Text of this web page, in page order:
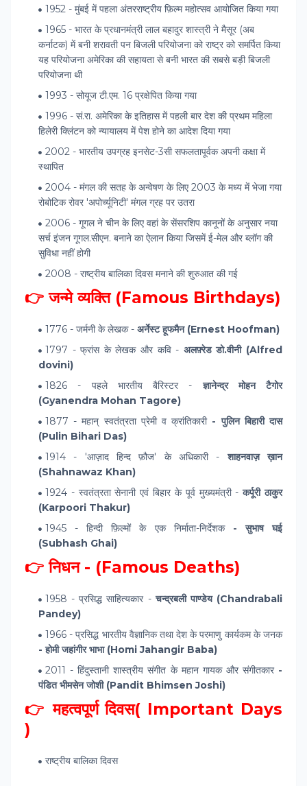
1952 - मुंबई में पहला अंतरराष्ट्रीय फ़िल्म महोत्सव आयोजित किया गया
1965 - भारत के प्रधानमंत्री लाल बहादुर शास्त्री ने मैसूर (अब
कर्नाटक) में बनी शरावती पन बिजली परियोजना को राष्ट्र को समर्पित किया
यह परियोजना अमेरिका की सहायता से बनी भारत की सबसे बड़ी बिजली
परियोजना थी
1993 - सोयूज टी.एम. 16 प्रक्षेपित किया गया
1996 - सं.रा. अमेरिका के इतिहास में पहली बार देश की प्रथम महिला
हिलेरी क्लिंटन को न्यायालय में पेश होने का आदेश दिया गया
2002 - भारतीय उपग्रह इनसेट-3सी सफलतापूर्वक अपनी कक्षा में
स्थापित
2004 - मंगल की सतह के अन्वेषण के लिए 2003 के मध्य में भेजा गया
रोबोटिक रोवर 'अपोर्च्यूनिटी' मंगल ग्रह पर उतरा
2006 - गूगल ने चीन के लिए वहां के सेंसरशिप कानूनों के अनुसार नया
सर्च इंजन गूगल.सीएन. बनाने का ऐलान किया जिसमें ई-मेल और ब्लॉग की
सुविधा नहीं होगी
2008 - राष्ट्रीय बालिका दिवस मनाने की शुरुआत की गई
👉 जन्मे व्यक्ति (Famous Birthdays)
1776 - जर्मनी के लेखक - अर्नेस्ट हूफमैन (Ernest Hoofman)
1797 - फ्रांस के लेखक और कवि - अलफ़्रेड डो.वीनी (Alfred
dovini)
1826 - पहले भारतीय बैरिस्टर -ज्ञानेन्द्र मोहन टैगोर
(Gyanendra Mohan Tagore)
1877 - महान् स्वतंत्रता प्रेमी व क्रांतिकारी - पुलिन बिहारी दास
(Pulin Bihari Das)
1914 - 'आज़ाद हिन्द फ़ौज' के अधिकारी -शाहनवाज़ ख़ान
(Shahnawaz Khan)
1924 - स्वतंत्रता सेनानी एवं बिहार के पूर्व मुख्यमंत्री - कर्पूरी ठाकुर
(Karpoori Thakur)
1945 - हिन्दी फ़िल्मों के एक निर्माता-निर्देशक - सुभाष घई
(Subhash Ghai)
👉 निधन - (Famous Deaths)
1958 - प्रसिद्ध साहित्यकार -चन्द्रबली पाण्डेय (Chandrabali
Pandey)
1966 - प्रसिद्ध भारतीय वैज्ञानिक तथा देश के परमाणु कार्यकम के जनक
- होमी जहांगीर भाभा (Homi Jahangir Baba)
2011 - हिंदुस्तानी शास्त्रीय संगीत के महान गायक और संगीतकार -
पंडित भीमसेन जोशी (Pandit Bhimsen Joshi)
👉 महत्वपूर्ण दिवस( Important Days
)
राष्ट्रीय बालिका दिवस